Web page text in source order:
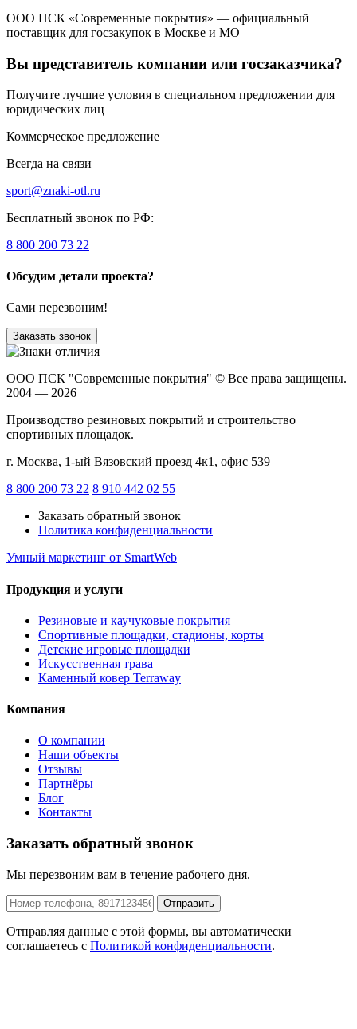
ООО ПСК «Современные покрытия» — официальный
поставщик для госзакупок в Москве и МО
Вы представитель компании или госзаказчика?
Получите лучшие условия в специальном предложении для
юридических лиц
Коммерческое предложение
Всегда на связи
sport@znaki-otl.ru
Бесплатный звонок по РФ:
8 800 200 73 22
Обсудим детали проекта?
Сами перезвоним!
Заказать звонок
ООО ПСК "Современные покрытия" © Все права защищены.
2004 — 2026
Производство резиновых покрытий и строительство
спортивных площадок.
г. Москва, 1-ый Вязовский проезд 4к1, офис 539
8 800 200 73 22 8 910 442 02 55
Заказать обратный звонок
Политика конфиденциальности
Умный маркетинг от SmartWeb
Продукция и услуги
Резиновые и каучуковые покрытия
Спортивные площадки, стадионы, корты
Детские игровые площадки
Искусственная трава
Каменный ковер Terraway
Компания
О компании
Наши объекты
Отзывы
Партнёры
Блог
Контакты
Заказать обратный звонок
Мы перезвоним вам в течение рабочего дня.
Отправить
Отправляя данные с этой формы, вы автоматически
соглашаетесь с Политикой конфиденциальности.